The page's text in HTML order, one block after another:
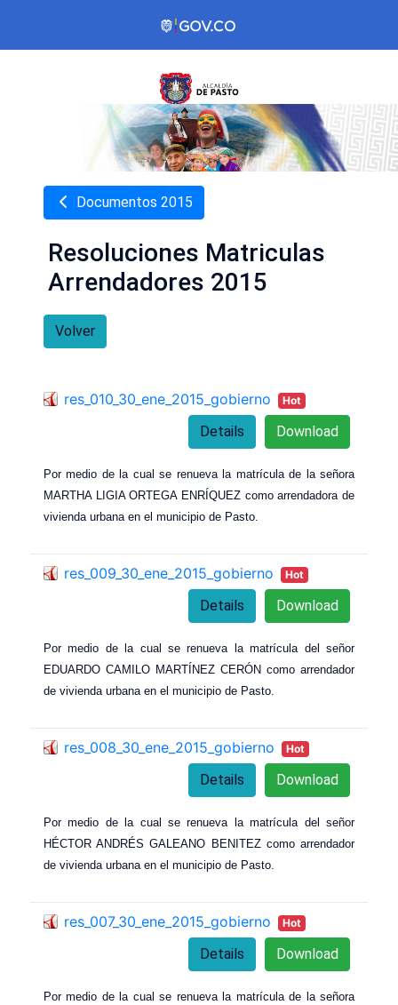
Documentos 2015
Resoluciones Matriculas
Arrendadores 2015
Volver
res_010_30_ene_2015_gobierno Hot
Download
Details
Por medio de la cual se renueva la matrícula de la señora
MARTHA LIGIA ORTEGA ENRÍQUEZ como arrendadora de
vivienda urbana en el municipio de Pasto.
res_009_30_ene_2015_gobierno Hot
Download
Details
Por medio de la cual se renueva la matrícula del señor
EDUARDO CAMILO MARTÍNEZ CERÓN como arrendador
de vivienda urbana en el municipio de Pasto.
res_008_30_ene_2015_gobierno Hot
Download
Details
Por medio de la cual se renueva la matrícula del señor
HÉCTOR ANDRÉS GALEANO BENITEZ como arrendador
de vivienda urbana en el municipio de Pasto.
res_007_30_ene_2015_gobierno Hot
Download
Details
Por medio de la cual se renueva la matrícula de la señora